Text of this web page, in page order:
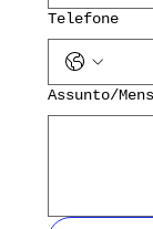
Telefone
Assunto/